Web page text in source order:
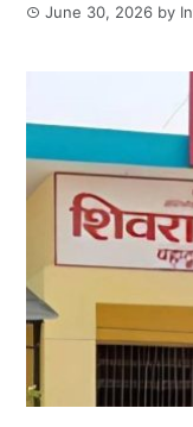
June 30, 2026 by